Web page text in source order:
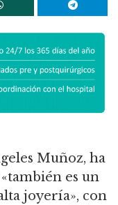
Muñoz, ha
es un
joyería», con